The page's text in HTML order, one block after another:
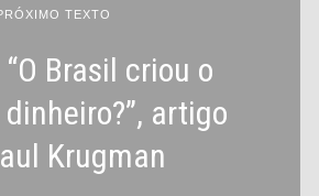
TEXTO
Brasil criou o
artigo
Krugman